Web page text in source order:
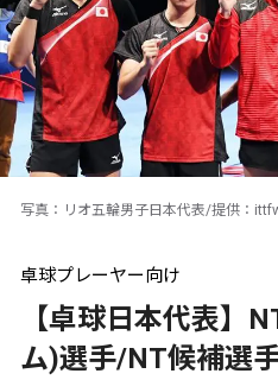
写真：リオ五輪男子日本代表/提供：
卓球プレーヤー向け
【卓球日本代表】
ム)選手/NT候補選